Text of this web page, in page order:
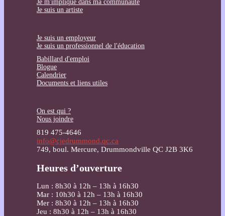
Je m'implique dans ma communauté
Je suis un artiste
Je suis un employeur
Je suis un professionnel de l'éducation
Babillard d'emploi
Blogue
Calendrier
Documents et liens utiles
On est qui ?
Nous joindre
819 475-4646
info@cjedrummond.qc.ca
749, boul. Mercure, Drummondville QC J2B 3K6
Heures d’ouverture
Lun : 8h30 à 12h – 13h à 16h30
Mar : 10h30 à 12h – 13h à 16h30
Mer : 8h30 à 12h – 13h à 16h30
Jeu : 8h30 à 12h – 13h à 16h30